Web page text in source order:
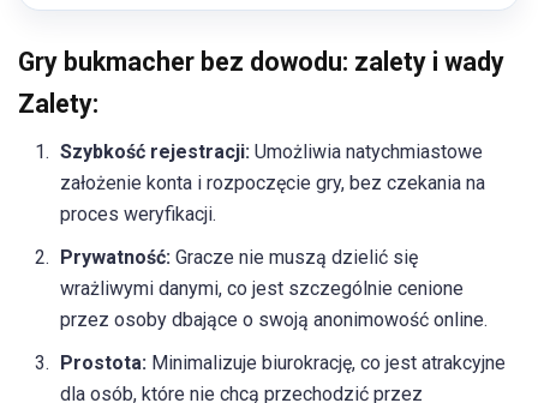
Gry bukmacher bez dowodu: zalety i wady
Zalety:
Szybkość rejestracji: Umożliwia natychmiastowe
założenie konta i rozpoczęcie gry, bez czekania na
proces weryfikacji.
Prywatność: Gracze nie muszą dzielić się
wrażliwymi danymi, co jest szczególnie cenione
przez osoby dbające o swoją anonimowość online.
Prostota: Minimalizuje biurokrację, co jest atrakcyjne
dla osób, które nie chcą przechodzić przez